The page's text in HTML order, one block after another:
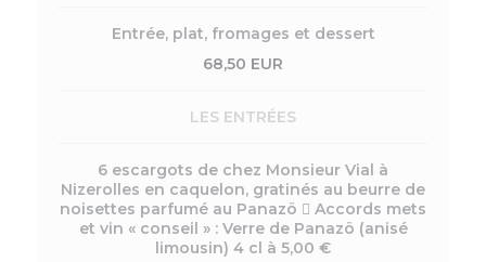
Entrée, plat, fromages et dessert
68,50 EUR
LES ENTRÉES
6 escargots de chez Monsieur Vial à
Nizerolles en caquelon, gratinés au beurre de
noisettes parfumé au Panazö  Accords mets
et vin « conseil » : Verre de Panazö (anisé
limousin) 4 cl à 5,00 €